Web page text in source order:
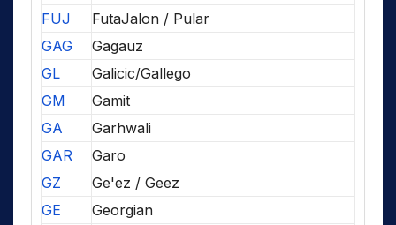
FUJ
FutaJalon / Pular
GAG
Gagauz
GL
Galicic/Gallego
GM
Gamit
GA
Garhwali
GAR
Garo
GZ
Ge'ez / Geez
GE
Georgian